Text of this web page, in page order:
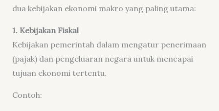
dua kebijakan ekonomi makro yang paling utama:
1. Kebijakan Fiskal
Kebijakan pemerintah dalam mengatur penerimaan
(pajak) dan pengeluaran negara untuk mencapai
tujuan ekonomi tertentu.
Contoh: